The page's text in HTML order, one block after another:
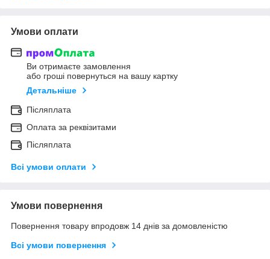
Умови оплати
Ви отримаєте замовлення
або гроші повернуться на вашу картку
Детальніше
Післяплата
Оплата за реквізитами
Післяплата
Всі умови оплати
Умови повернення
Повернення товару впродовж 14 днів за домовленістю
Всі умови повернення